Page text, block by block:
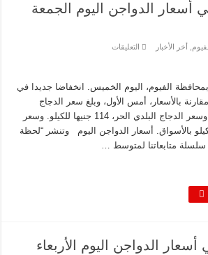
أسعار الدواجن اليوم الجمعة
أخر الأخبار التعليقاتعلى
الدواجن
اليوم
الجمعة
بالأسواق
مغلقة
الفيوم، اليوم الخميس. انخفاضا جديدا في
بالأسعار، أمس الأول، وبلغ سعر الدجاج
الأبيض، 70 جنيها للكيلو. وسعر الدجاج البلدي الحر، 114 جنيها للكيلو. وسعر
184 جنيها للكيلو بالأسواق. أسعار الدواجن اليوم وتنشر “لحظة
سلسلة متابعاتنا لمتوسط …
الدواجن اليوم الأربعاء